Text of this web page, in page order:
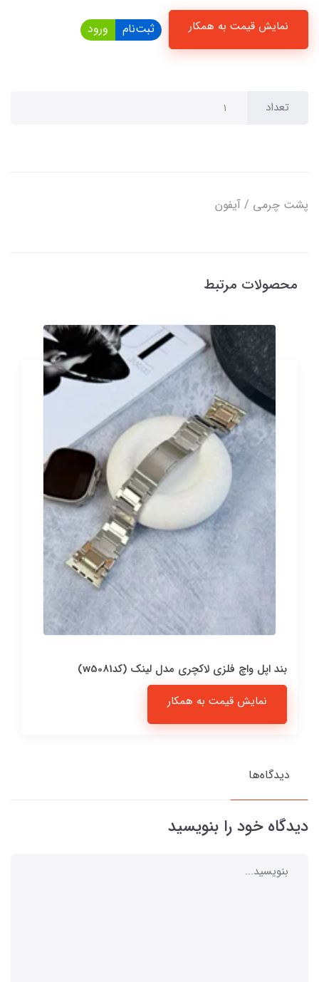
نمایش قیمت به همکار ثبت‌نام ورود
تعداد
پشت چرمی / آیفون
محصولات مرتبط
بند اپل واچ فلزی لاکچری مدل لینک (کدw5081)
نمایش قیمت به همکار
دیدگاه‌ها
دیدگاه خود را بنویسید